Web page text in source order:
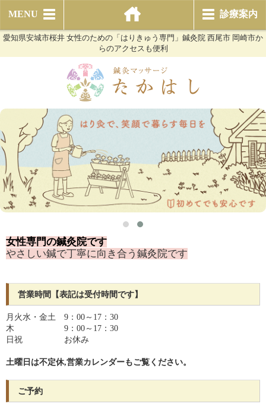
MENU 診療案内
愛知県安城市桜井 女性のための「はりきゅう専門」鍼灸院 西尾市 岡崎市か
らのアクセスも便利
女性専門の鍼灸院です
やさしい鍼で丁寧に向き合う鍼灸院です
営業時間【表記は受付時間です】
月火水・金土 9：00～17：30
木 9：00～17：30
日祝 お休み
土曜日は不定休,営業カレンダーもご覧ください。
ご予約